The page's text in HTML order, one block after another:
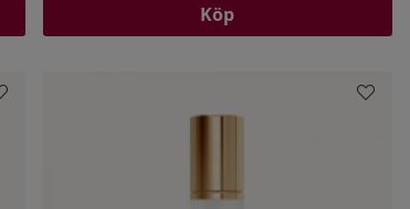
Köp